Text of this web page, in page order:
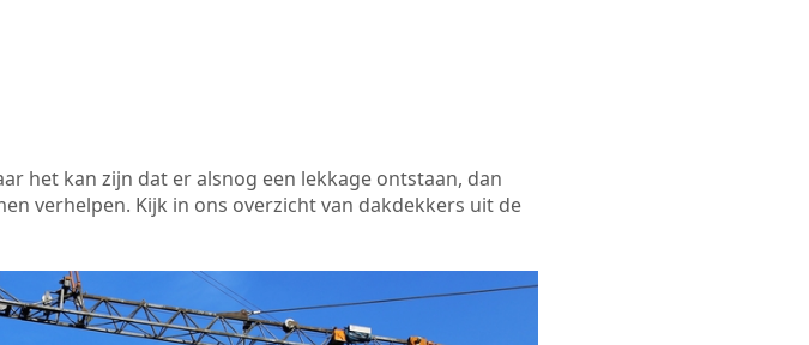
het kan zijn dat er alsnog een lekkage ontstaan, dan
verhelpen. Kijk in ons overzicht van dakdekkers uit de